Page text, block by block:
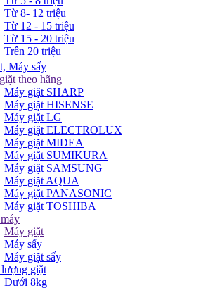
Từ 8- 12 triệu
Từ 12 - 15 triệu
Từ 15 - 20 triệu
Trên 20 triệu
Máy sấy
theo hãng
Máy giặt SHARP
Máy giặt HISENSE
Máy giặt LG
Máy giặt ELECTROLUX
Máy giặt MIDEA
Máy giặt SUMIKURA
Máy giặt SAMSUNG
Máy giặt AQUA
Máy giặt PANASONIC
Máy giặt TOSHIBA
Máy giặt
Máy sấy
Máy giặt sấy
giặt
Dưới 8kg